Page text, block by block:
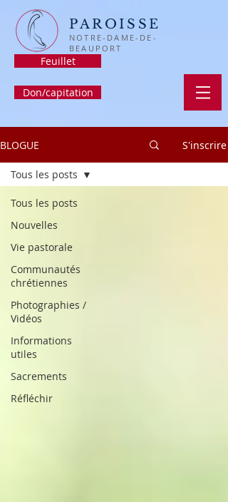
PAROISSE
NOTRE-DAME-DE-
BEAUPORT
Feuillet
Don/capitation
BLOGUE S'inscrire
Tous les posts
Nouvelles
Vie pastorale
Communautés
chrétiennes
Photographies /
Vidéos
Informations
utiles
Sacrements
Réfléchir
Tous les posts